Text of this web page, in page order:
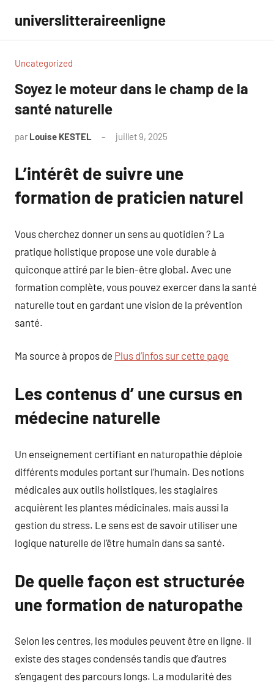
contenu
universlitteraireenligne
Uncategorized
Soyez le moteur dans le champ de la
santé naturelle
par Louise KESTEL juillet 9, 2025
L’intérêt de suivre une
formation de praticien naturel
Vous cherchez donner un sens au quotidien ? La
pratique holistique propose une voie durable à
quiconque attiré par le bien-être global. Avec une
formation complète, vous pouvez exercer dans la santé
naturelle tout en gardant une vision de la prévention
santé.
Ma source à propos de Plus d’infos sur cette page
Les contenus d’ une cursus en
médecine naturelle
Un enseignement certifiant en naturopathie déploie
différents modules portant sur l’humain. Des notions
médicales aux outils holistiques, les stagiaires
acquièrent les plantes médicinales, mais aussi la
gestion du stress. Le sens est de savoir utiliser une
logique naturelle de l’être humain dans sa santé.
De quelle façon est structurée
une formation de naturopathe
Selon les centres, les modules peuvent être en ligne. Il
existe des stages condensés tandis que d’autres
s’engagent des parcours longs. La modularité des